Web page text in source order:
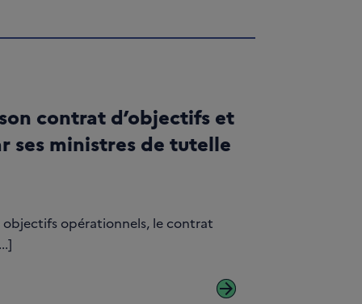
contrat d’objectifs et
ses ministres de tutelle
opérationnels, le contrat
arrow_forward